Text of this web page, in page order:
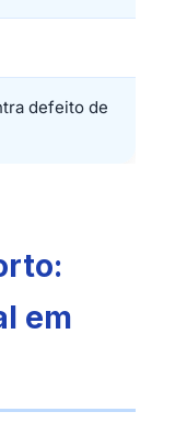
defeito de
em